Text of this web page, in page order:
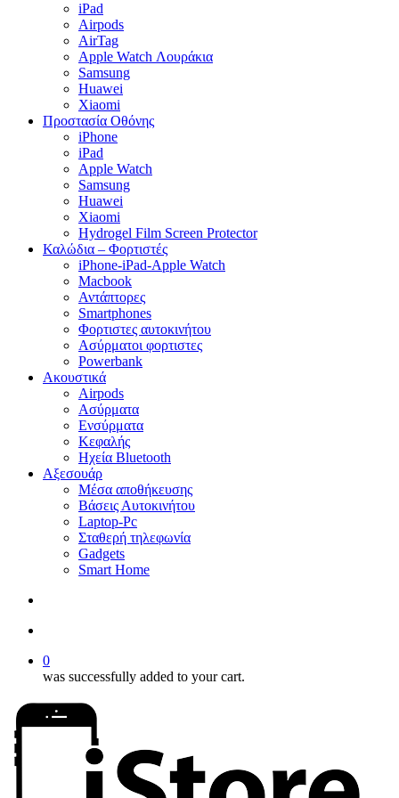
iPad
Airpods
AirTag
Apple Watch Λουράκια
Samsung
Huawei
Xiaomi
Προστασία Οθόνης
iPhone
iPad
Apple Watch
Samsung
Huawei
Xiaomi
Hydrogel Film Screen Protector
Καλώδια – Φορτιστές
iPhone-iPad-Apple Watch
Macbook
Αντάπτορες
Smartphones
Φορτιστες αυτοκινήτου
Ασύρματοι φορτιστες
Powerbank
Ακουστικά
Airpods
Ασύρματα
Ενσύρματα
Κεφαλής
Ηχεία Bluetooth
Αξεσουάρ
Μέσα αποθήκευσης
Βάσεις Αυτοκινήτου
Laptop-Pc
Σταθερή τηλεφωνία
Gadgets
Smart Home
0
was successfully added to your cart.